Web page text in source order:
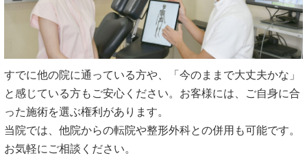
すでに他の院に通っている方や、「今のままで大丈夫かな」
と感じている方もご安心ください。お客様には、ご自身に合
った施術を選ぶ権利があります。
当院では、他院からの転院や整形外科との併用も可能です。
お気軽にご相談ください。